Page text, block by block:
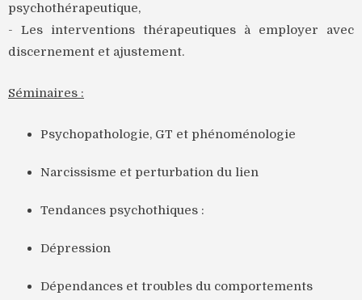
psychothérapeutique,
- Les interventions thérapeutiques à employer avec
discernement et ajustement.
Séminaires :
Psychopathologie, GT et phénoménologie
Narcissisme et perturbation du lien
Tendances psychothiques :
Dépression
Dépendances et troubles du comportements